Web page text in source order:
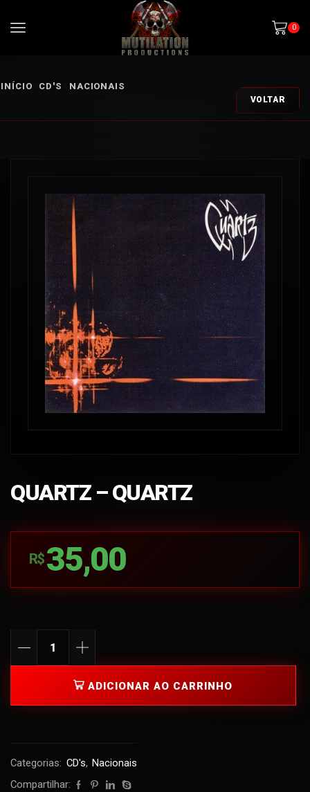
0
INÍCIO CD'S NACIONAIS
VOLTAR
QUARTZ – QUARTZ
R$ 35,00
ADICIONAR AO CARRINHO
Categorias: CD's, Nacionais
Compartilhar: